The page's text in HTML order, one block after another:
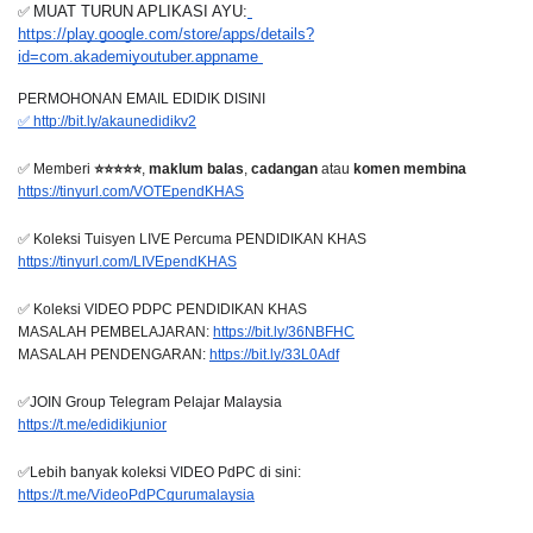
✅ MUAT TURUN APLIKASI AYU:
https://play.google.com/store/apps/details?
id=com.akademiyoutuber.appname
PERMOHONAN EMAIL EDIDIK DISINI
✅ http://bit.ly/akaunedidikv2
✅ Memberi ⭐⭐⭐⭐⭐, maklum balas, cadangan atau komen membina
https://tinyurl.com/VOTEpendKHAS
✅ Koleksi Tuisyen LIVE Percuma PENDIDIKAN KHAS
https://tinyurl.com/LIVEpendKHAS
✅ Koleksi VIDEO PDPC PENDIDIKAN KHAS
MASALAH PEMBELAJARAN: https://bit.ly/36NBFHC
MASALAH PENDENGARAN: https://bit.ly/33L0Adf
✅JOIN Group Telegram Pelajar Malaysia
https://t.me/edidikjunior
✅Lebih banyak koleksi VIDEO PdPC di sini:
https://t.me/VideoPdPCgurumalaysia